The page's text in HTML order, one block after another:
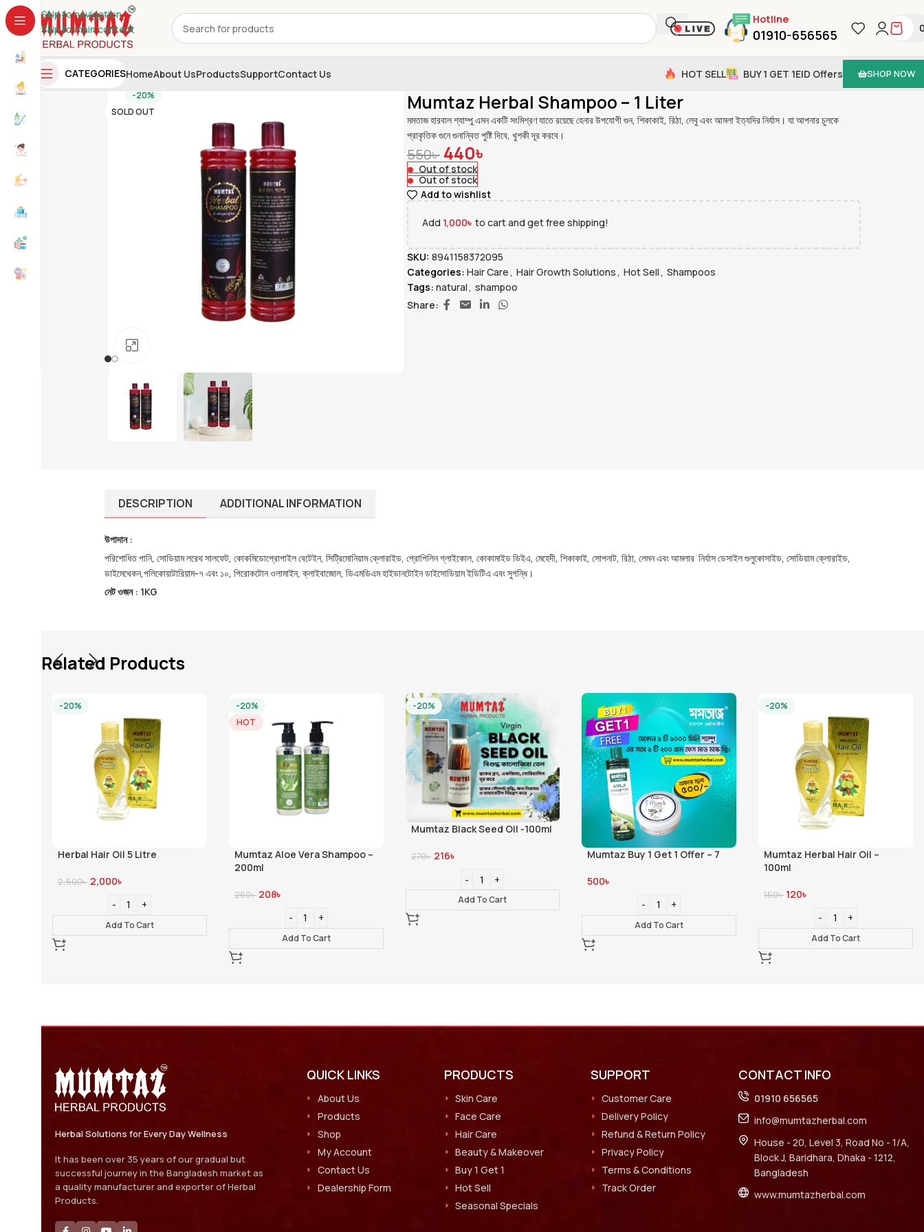
Skip to navigation
Skip to main content
Dealership Form
Hotline
01910-656565
CATEGORIESHomeAbout UsProductsSupportContact Us HOT SELL BUY 1 GET 1EID Offers SHOP NOW
-20%
SOLD OUT
Mumtaz Herbal Shampoo – 1 Liter
মমতাজ হারবাল শ্যাম্পু এমন একটি সংমিশ্রণ যাতে রয়েছে হেনার উপযোগী গুন, শিকাকাই, রিঠা, লেবু এবং আমলা ইত্যদির নির্যাস। যা আপনার চুলকে
প্রাকৃতিক গুনে গুনান্বিত পুষ্টি দিবে, খুশকী দূর করবে।
550৳ 440৳
Out of stock
Out of stock
Add to wishlist
Add 1,000৳ to cart and get free shipping!
SKU: 8941158372095
Categories: Hair Care , Hair Growth Solutions , Hot Sell , Shampoos
Tags: natural , shampoo
Share:
DESCRIPTION ADDITIONAL INFORMATION
উপাদান :
পরিশোধিত পানি, সোডিয়াম লরেথ সালফেট, কোকমিডোপ্রোপাইল বেটেইন, সিট্রিমোনিয়াম ক্লোরাইড, প্রোপিলিন গ্লাইকোল, কোকামাইড ডিইএ, মেহেদী, শিকাকাই, সোপনাট, রিঠা, লেমন এবং আমলার নির্যাস ডেসাইল গুলুকোসাইড, সোডিয়াম ক্লোরাইড,
ডাইমেথেকন,পলিকোয়াটারিয়াম-৭ এবং ১০, পিরোকটোন ওলামাইন, ক্লাইবাজোল, ডিএমডিএম হাইডানটোইন ডাইসোডিয়াম ইডিটিএ এবং সুগন্ধি।
নেট ওজন : 1KG
Related Products
HOT
Mumtaz Aloe Vera Shampoo –
Add To Cart
Mumtaz Black Seed Oil -100ml
270৳216৳ Mumtaz Buy 1 Get 1 Offer – 7
500
-20%
Mumtaz Herbal Hair Oil –
Add To Cart
Mumtaz Herbal
Herbal Solutions for Every Day Wellness
It has been over 35 years of our gradual but
successful journey in the Bangladesh market as
a quality manufacturer and exporter of Herbal
Products.
QUICK LINKS
About Us
Products
Shop
My Account
Contact Us
Dealership Form
PRODUCTS
Skin Care
Face Care
Hair Care
Beauty & Makeover
Buy 1 Get 1
Hot Sell
Seasonal Specials
SUPPORT
Customer Care
Delivery Policy
Refund & Return Policy
Privacy Policy
Terms & Conditions
Track Order
CONTACT INFO
01910 656565
info@mumtazherbal.com
House - 20, Level 3, Road No - 1/A,
Block J, Baridhara, Dhaka - 1212,
Bangladesh
www.mumtazherbal.com